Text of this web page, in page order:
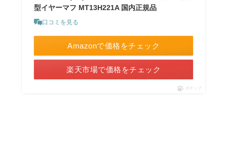
型イヤーマフ MT13H221A 国内正規品
口コミを見る
Amazonで価格をチェック
楽天市場で価格をチェック
ポチップ